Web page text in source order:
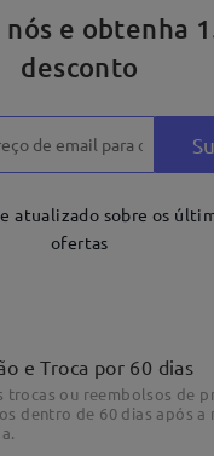
vintage realça seu
e obtenha
desconto
atualizado sobre os
ofertas
e Troca por 60 dias
trocas ou reembolsos de
dentro de 60 dias após a